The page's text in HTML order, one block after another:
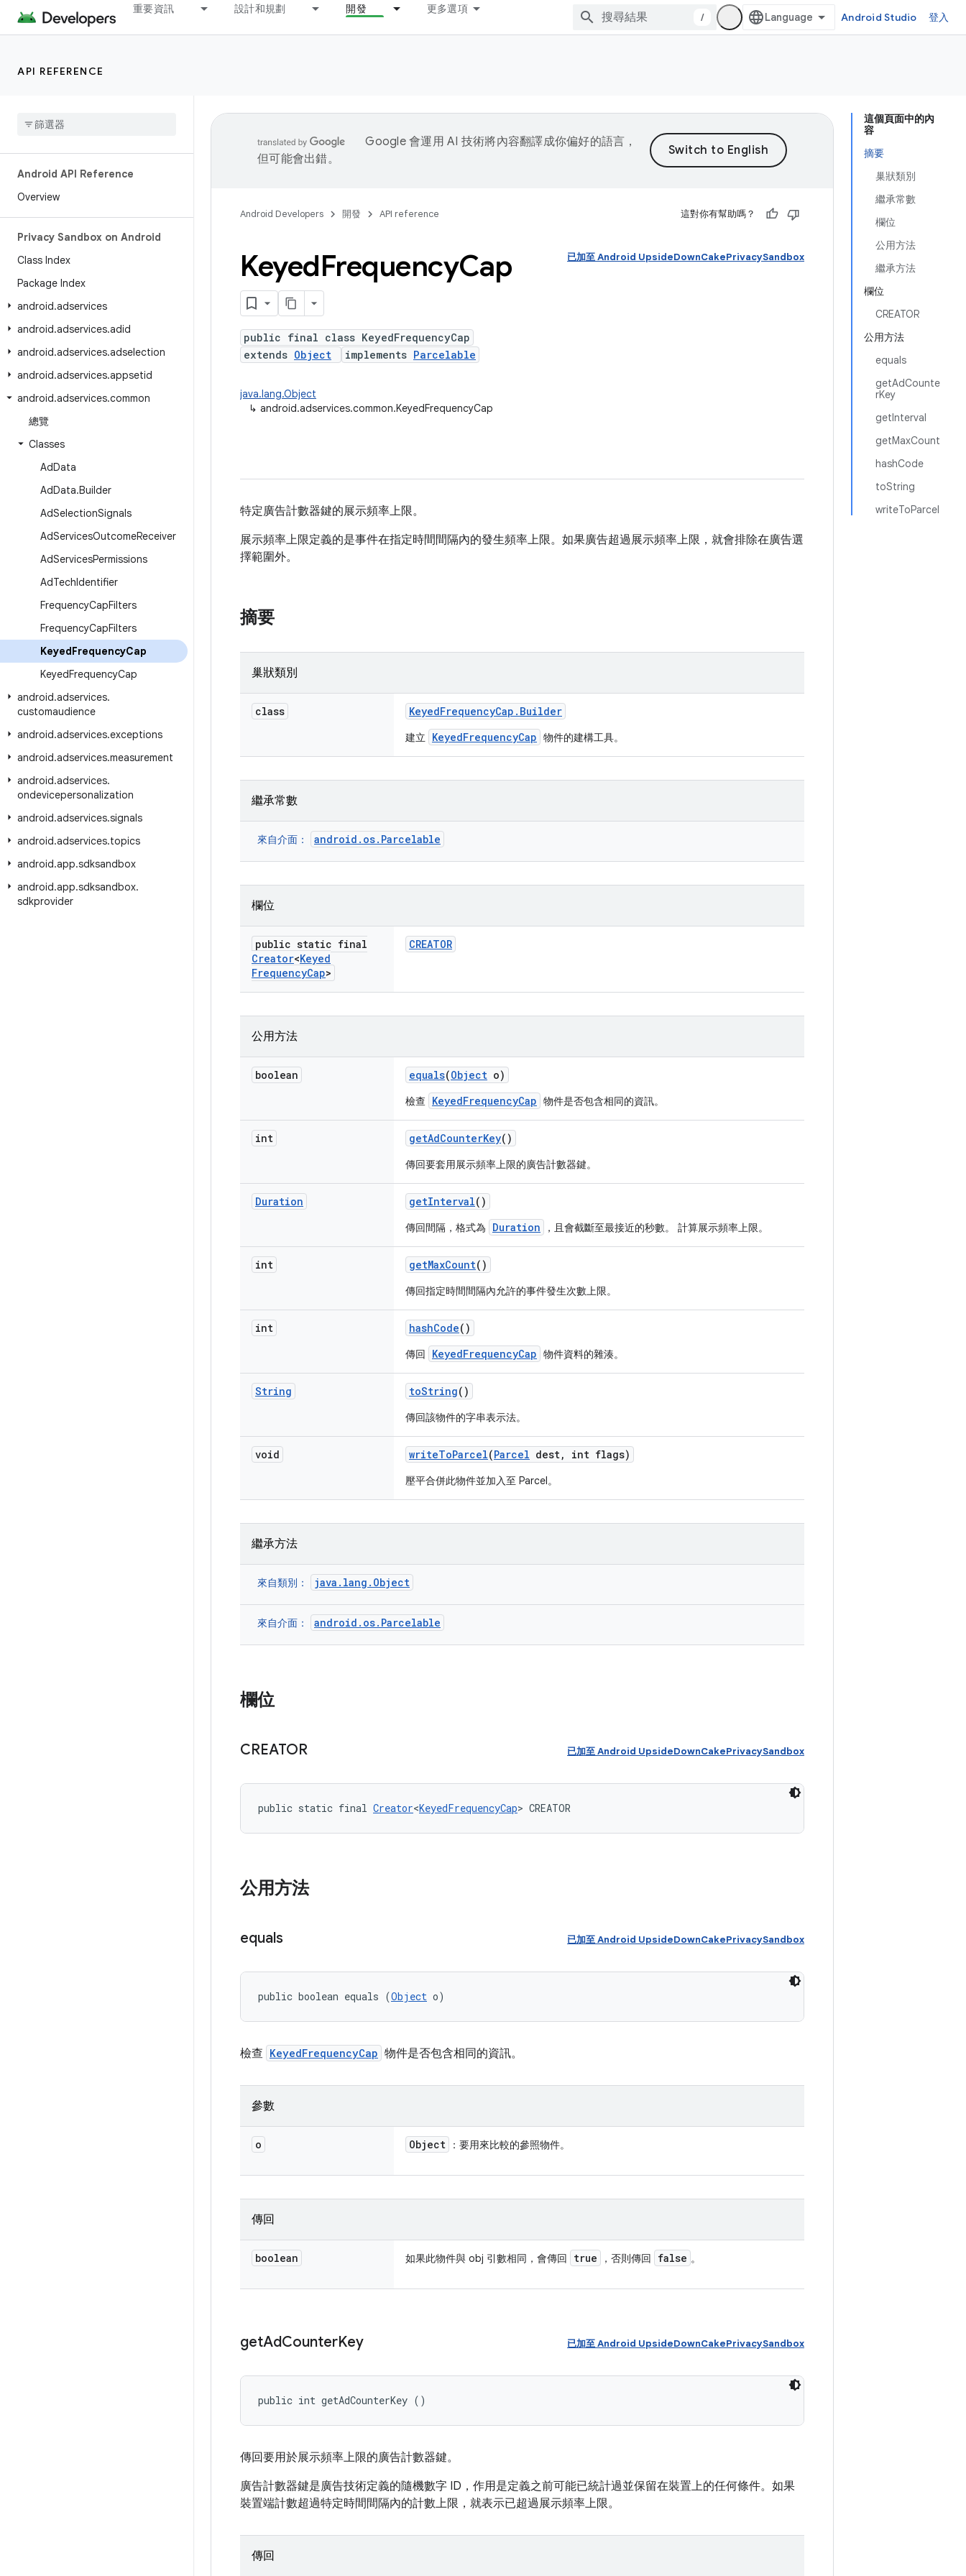
重要資訊 設計和規劃 開發 更多選項
/ Android Studio 登入
API REFERENCE
Android API Reference
Overview
Privacy Sandbox on Android
Class Index
Package Index
android.adservices
android.adservices.adid
android.adservices.adselection
android.adservices.appsetid
android.adservices.common
總覽
Classes
AdData
AdData.Builder
AdSelectionSignals
AdServicesOutcomeReceiver
AdServicesPermissions
AdTechIdentifier
FrequencyCapFilters
FrequencyCapFilters
KeyedFrequencyCap
KeyedFrequencyCap
android.adservices.
customaudience
android.adservices.exceptions
android.adservices.measurement
android.adservices.
ondevicepersonalization
android.adservices.signals
android.adservices.topics
android.app.sdksandbox
android.app.sdksandbox.
sdkprovider
這個頁面中的內
容
摘要
巢狀類別
繼承常數
欄位
公用方法
繼承方法
欄位
CREATOR
公用方法
equals
getAdCounte
rKey
getInterval
getMaxCount
hashCode
toString
writeToParcel
Google 會運用 AI 技術將內容翻譯成你偏好的語言，
但可能會出錯。
Android Developers 開發 API reference 這對你有幫助嗎？
已加至 Android UpsideDownCakePrivacySandbox
KeyedFrequencyCap
public final class KeyedFrequencyCap
extends Object implements Parcelable
java.lang.Object
↳ android.adservices.common.KeyedFrequencyCap
特定廣告計數器鍵的展示頻率上限。
展示頻率上限定義的是事件在指定時間間隔內的發生頻率上限。如果廣告超過展示頻率上限，就會排除在廣告選
擇範圍外。
摘要
巢狀類別
class KeyedFrequencyCap . Builder
建立 KeyedFrequencyCap 物件的建構工具。
繼承常數
來自介面： android.os.Parcelable
欄位
public static final
Creator<Keyed
FrequencyCap>
CREATOR
公用方法
boolean equals(Object o)
檢查 KeyedFrequencyCap 物件是否包含相同的資訊。
int getAdCounterKey()
傳回要套用展示頻率上限的廣告計數器鍵。
Duration getInterval()
傳回間隔，格式為 Duration ，且會截斷至最接近的秒數。 計算展示頻率上限。
int getMaxCount()
傳回指定時間間隔內允許的事件發生次數上限。
int hashCode()
傳回 KeyedFrequencyCap 物件資料的雜湊。
String toString()
傳回該物件的字串表示法。
void writeToParcel(Parcel dest, int flags)
壓平合併此物件並加入至 Parcel。
繼承方法
來自類別： java.lang.Object
來自介面： android.os.Parcelable
欄位
CREATOR 已加至 Android UpsideDownCakePrivacySandbox
public static final Creator<KeyedFrequencyCap> CREATOR
公用方法
equals 已加至 Android UpsideDownCakePrivacySandbox
public boolean equals (Object o)
檢查 KeyedFrequencyCap 物件是否包含相同的資訊。
參數
o Object ：要用來比較的參照物件。
傳回
boolean 如果此物件與 obj 引數相同，會傳回 true ，否則傳回 false 。
getAdCounterKey 已加至 Android UpsideDownCakePrivacySandbox
public int getAdCounterKey ()
傳回要用於展示頻率上限的廣告計數器鍵。
廣告計數器鍵是廣告技術定義的隨機數字 ID，作用是定義之前可能已統計過並保留在裝置上的任何條件。如果
裝置端計數超過特定時間間隔內的計數上限，就表示已超過展示頻率上限。
傳回